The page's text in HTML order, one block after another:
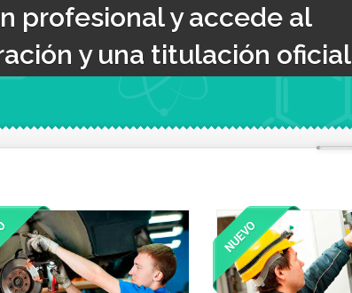
profesional y accede al
y una titulación oficial